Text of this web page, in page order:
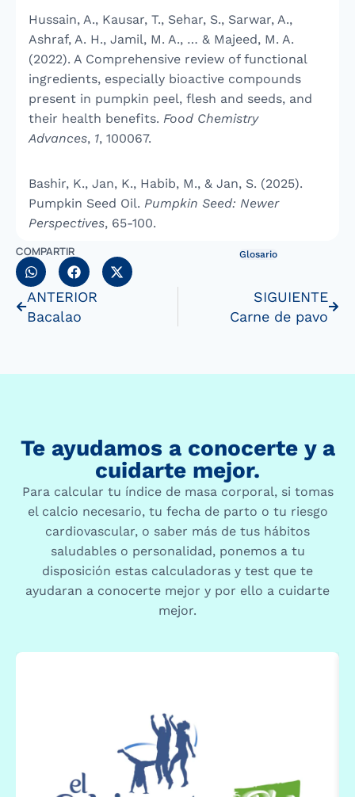
Hussain, A., Kausar, T., Sehar, S., Sarwar, A.,
Ashraf, A. H., Jamil, M. A., … & Majeed, M. A.
(2022). A Comprehensive review of functional
ingredients, especially bioactive compounds
present in pumpkin peel, flesh and seeds, and
their health benefits. Food Chemistry
Advances, 1, 100067.
Bashir, K., Jan, K., Habib, M., & Jan, S. (2025).
Pumpkin Seed Oil. Pumpkin Seed: Newer
Perspectives, 65-100.
COMPARTIR Glosario
ANTERIOR
Bacalao
SIGUIENTE
Carne de pavo
Te ayudamos a conocerte y a
cuidarte mejor.
Para calcular tu índice de masa corporal, si tomas
el calcio necesario, tu fecha de parto o tu riesgo
cardiovascular, o saber más de tus hábitos
saludables o personalidad, ponemos a tu
disposición estas calculadoras y test que te
ayudaran a conocerte mejor y por ello a cuidarte
mejor.